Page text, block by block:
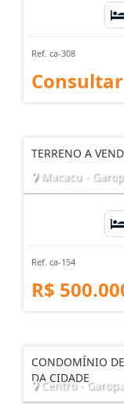
Ref. ca-308
Consultar
TERRENO A
Macacu -
Ref. ca-154
R$
CONDOMÍNIO
DA CIDADE
Centro -